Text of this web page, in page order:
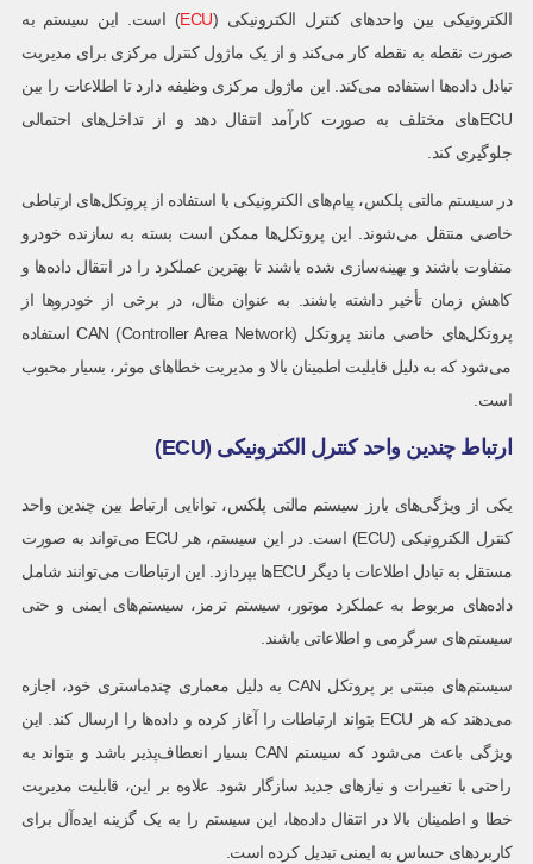
الکترونیکی بین واحدهای کنترل الکترونیکی (ECU) است. این سیستم به
صورت نقطه به نقطه کار می‌کند و از یک ماژول کنترل مرکزی برای مدیریت
تبادل داده‌ها استفاده می‌کند. این ماژول مرکزی وظیفه دارد تا اطلاعات را بین
ECUهای مختلف به صورت کارآمد انتقال دهد و از تداخل‌های احتمالی
جلوگیری کند.
در سیستم مالتی پلکس، پیام‌های الکترونیکی با استفاده از پروتکل‌های ارتباطی
خاصی منتقل می‌شوند. این پروتکل‌ها ممکن است بسته به سازنده خودرو
متفاوت باشند و بهینه‌سازی شده باشند تا بهترین عملکرد را در انتقال داده‌ها و
کاهش زمان تأخیر داشته باشند. به عنوان مثال، در برخی از خودروها از
پروتکل‌های خاصی مانند پروتکل CAN (Controller Area Network) استفاده
می‌شود که به دلیل قابلیت اطمینان بالا و مدیریت خطاهای موثر، بسیار محبوب
است.
ارتباط چندین واحد کنترل الکترونیکی (ECU)
یکی از ویژگی‌های بارز سیستم مالتی پلکس، توانایی ارتباط بین چندین واحد
کنترل الکترونیکی (ECU) است. در این سیستم، هر ECU می‌تواند به صورت
مستقل به تبادل اطلاعات با دیگر ECUها بپردازد. این ارتباطات می‌توانند شامل
داده‌های مربوط به عملکرد موتور، سیستم ترمز، سیستم‌های ایمنی و حتی
سیستم‌های سرگرمی و اطلاعاتی باشند.
سیستم‌های مبتنی بر پروتکل CAN به دلیل معماری چندماستری خود، اجازه
می‌دهند که هر ECU بتواند ارتباطات را آغاز کرده و داده‌ها را ارسال کند. این
ویژگی باعث می‌شود که سیستم CAN بسیار انعطاف‌پذیر باشد و بتواند به
راحتی با تغییرات و نیازهای جدید سازگار شود. علاوه بر این، قابلیت مدیریت
خطا و اطمینان بالا در انتقال داده‌ها، این سیستم را به یک گزینه ایده‌آل برای
کاربردهای حساس به ایمنی تبدیل کرده است.